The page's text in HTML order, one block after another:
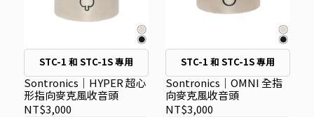
STC-1 和 STC-1S 專用
Sontronics｜HYPER 超心
形指向麥克風收音頭
NT$3,000
STC-1 和 STC-1S 專用
Sontronics｜OMNI 全指
向麥克風收音頭
NT$3,000